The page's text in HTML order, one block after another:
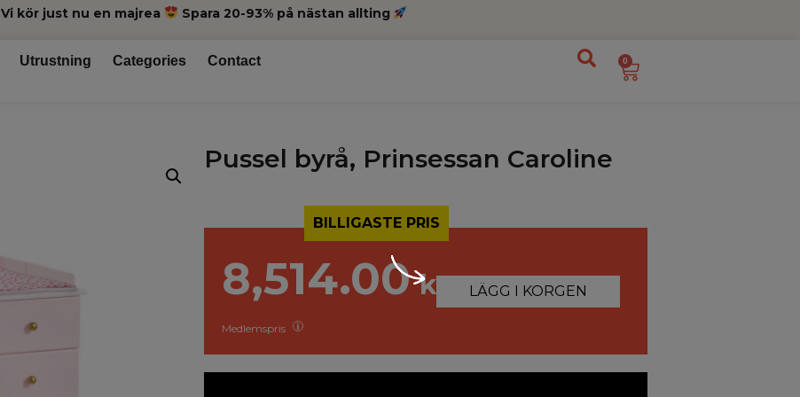
Vi kör just nu en majrea Spara 20-93% på nästan allting
Utrustning Categories Contact 0
Pussel byrå, Prinsessan Caroline
BILLIGASTE PRIS
8,514.00 kr
Medlemspris
LÄGG I KORGEN